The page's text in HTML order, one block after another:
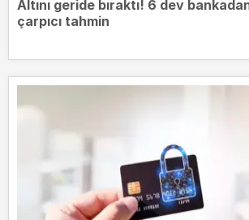
Altını geride bıraktı! 6 dev
çarpıcı tahmin